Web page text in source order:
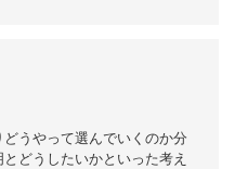
うやって選んでいくのか分
どうしたいかといった考え